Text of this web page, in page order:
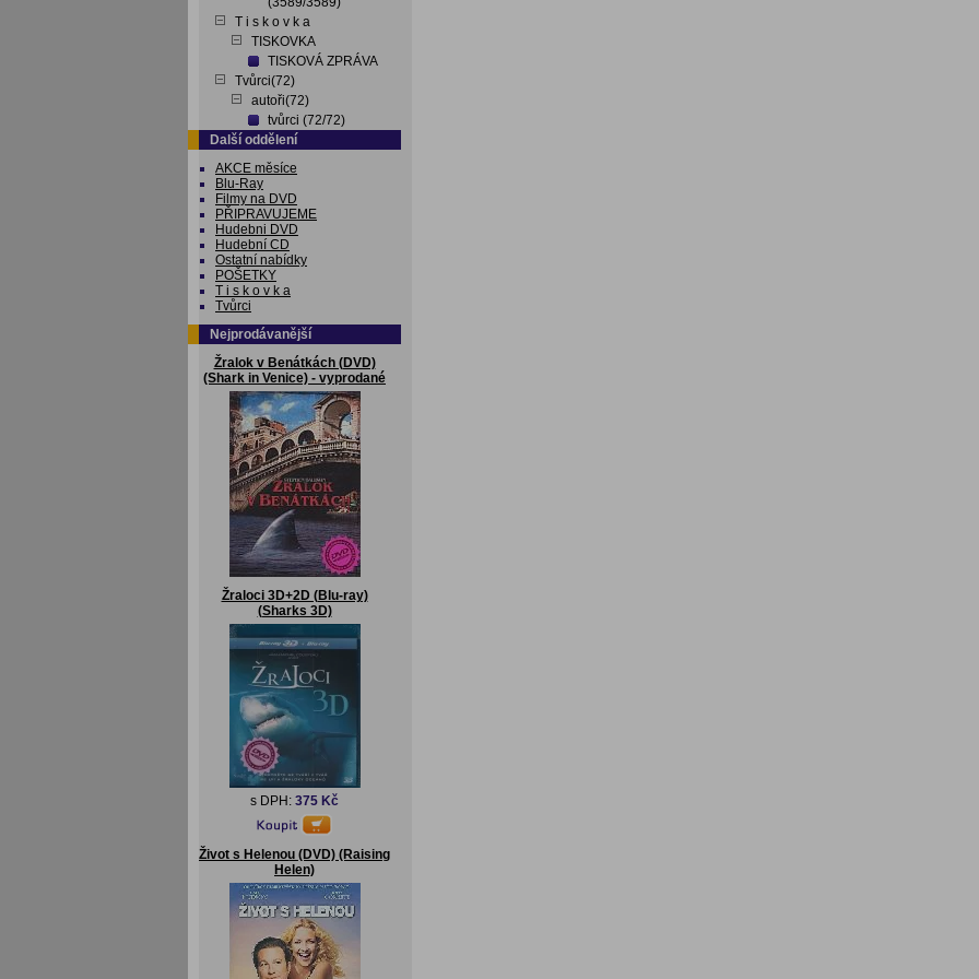
T i s k o v k a
TISKOVKA
TISKOVÁ ZPRÁVA
Tvůrci(72)
autoři(72)
tvůrci (72/72)
Další oddělení
AKCE měsíce
Blu-Ray
Filmy na DVD
PŘIPRAVUJEME
Hudebni DVD
Hudební CD
Ostatní nabídky
POŠETKY
T i s k o v k a
Tvůrci
Nejprodávanější
Žralok v Benátkách (DVD)
(Shark in Venice) - vyprodané
Žraloci 3D+2D (Blu-ray)
(Sharks 3D)
s DPH: 375 Kč
Život s Helenou (DVD) (Raising
Helen)